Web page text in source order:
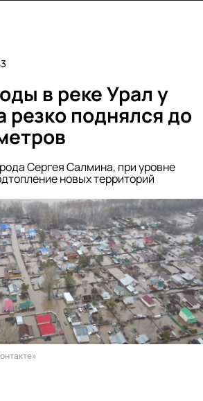
в реке Урал у
резко поднялся до
Сергея Салмина, при уровне
новых территорий